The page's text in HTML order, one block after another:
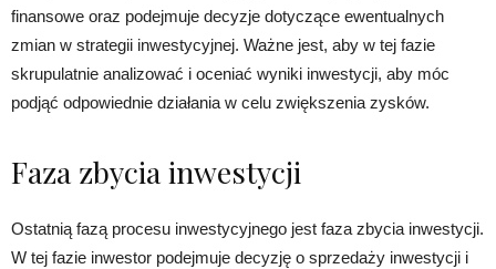
finansowe oraz podejmuje decyzje dotyczące ewentualnych
zmian w strategii inwestycyjnej. Ważne jest, aby w tej fazie
skrupulatnie analizować i oceniać wyniki inwestycji, aby móc
podjąć odpowiednie działania w celu zwiększenia zysków.
Faza zbycia inwestycji
Ostatnią fazą procesu inwestycyjnego jest faza zbycia inwestycji.
W tej fazie inwestor podejmuje decyzję o sprzedaży inwestycji i